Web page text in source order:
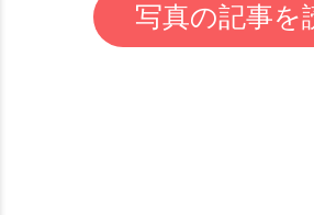
写真の記事を